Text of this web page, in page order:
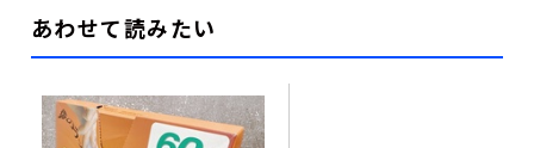
あわせて読みたい